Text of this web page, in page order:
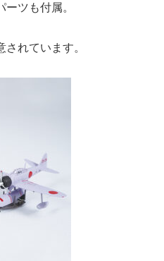
ツも付属。
れています。